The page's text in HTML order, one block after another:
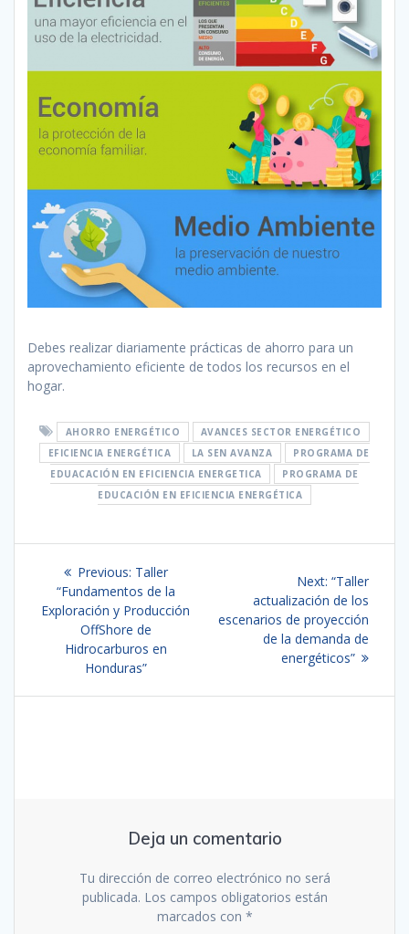
Debes realizar diariamente prácticas de ahorro para un
aprovechamiento eficiente de todos los recursos en el
hogar.‬
AHORRO ENERGÉTICO
AVANCES SECTOR ENERGÉTICO
EFICIENCIA ENERGÉTICA
LA SEN AVANZA
PROGRAMA DE
EDUACACIÓN EN EFICIENCIA ENERGETICA
PROGRAMA DE
EDUCACIÓN EN EFICIENCIA ENERGÉTICA
Navegación
de
entradas
Previous: Previous
post:
Taller
“Fundamentos de la
Exploración y Producción
OffShore de
Hidrocarburos en
Honduras”
Next: Next
post:
“Taller
actualización de los
escenarios de proyección
de la demanda de
energéticos”
Deja un comentario
Tu dirección de correo electrónico no será
publicada. Los campos obligatorios están
marcados con *